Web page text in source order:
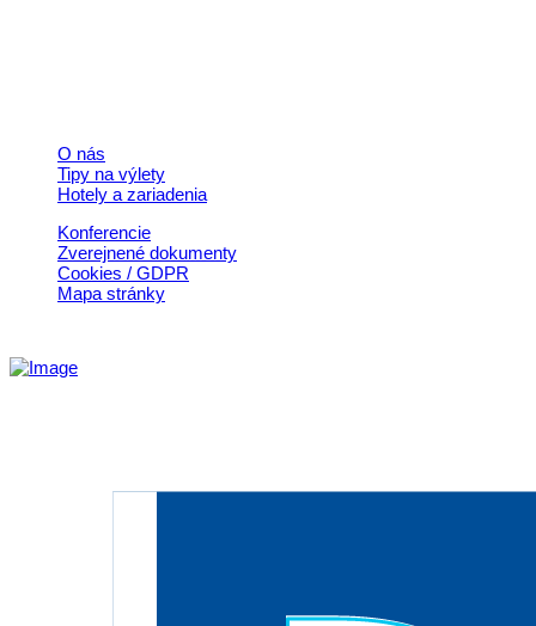
O nás
Tipy na výlety
Hotely a zariadenia
Konferencie
Zverejnené dokumenty
Cookies / GDPR
Mapa stránky